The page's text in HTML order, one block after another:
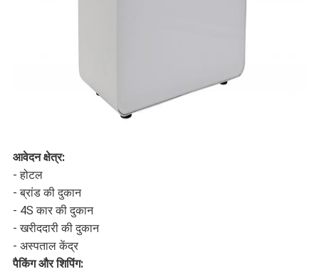
आवेदन क्षेत्र:
- होटल
- ब्रांड की दुकान
- 4S कार की दुकान
- खरीददारी की दुकान
- अस्पताल केंद्र
पैकिंग और शिपिंग: